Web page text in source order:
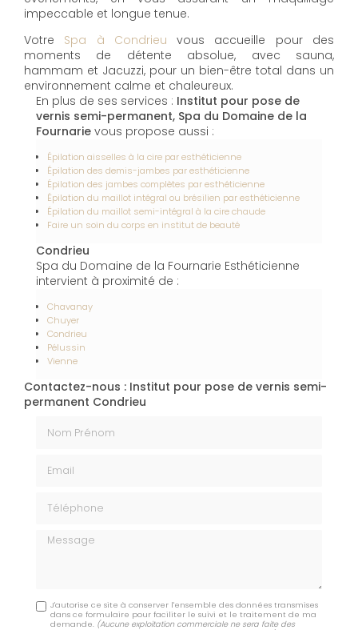
impeccable et longue tenue.
Votre Spa à Condrieu vous accueille pour des
moments de détente absolue, avec sauna,
hammam et Jacuzzi, pour un bien-être total dans un
environnement calme et chaleureux.
En plus de ses services : Institut pour pose de
vernis semi-permanent, Spa du Domaine de la
Fournarie vous propose aussi :
Épilation aisselles à la cire par esthéticienne
Épilation des demis-jambes par esthéticienne
Épilation des jambes complètes par esthéticienne
Épilation du maillot intégral ou brésilien par esthéticienne
Épilation du maillot semi-intégral à la cire chaude
Faire un soin du corps en institut de beauté
Condrieu
Spa du Domaine de la Fournarie Esthéticienne
intervient à proximité de :
Chavanay
Chuyer
Condrieu
Pélussin
Vienne
Contactez-nous : Institut pour pose de vernis semi-
permanent Condrieu
Message
J'autorise ce site à conserver l'ensemble des données transmises
dans ce formulaire pour faciliter le suivi et le traitement de ma
demande. (Aucune exploitation commerciale ne sera faite des